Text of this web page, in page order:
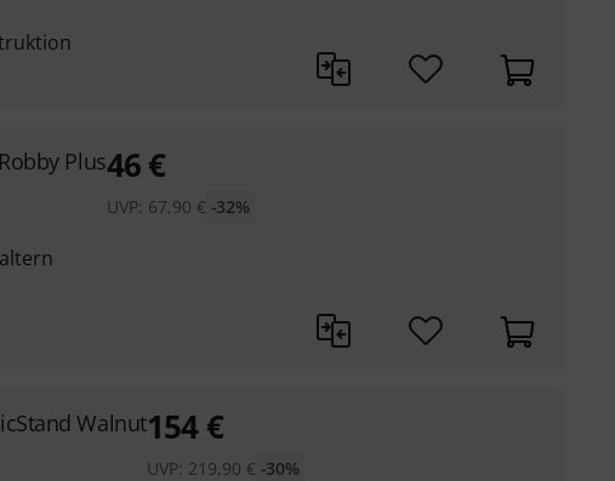
Plus46€
UVP: 67,90 € -32%
Walnut154 €
UVP: 219,90 € -30%